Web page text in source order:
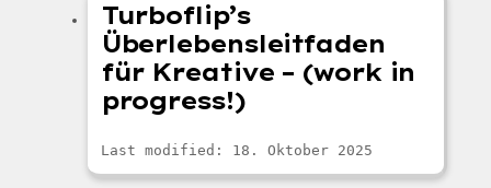
Turboflip’s
Überlebensleitfaden
für Kreative – (work in
progress!)
Last modified: 18. Oktober 2025